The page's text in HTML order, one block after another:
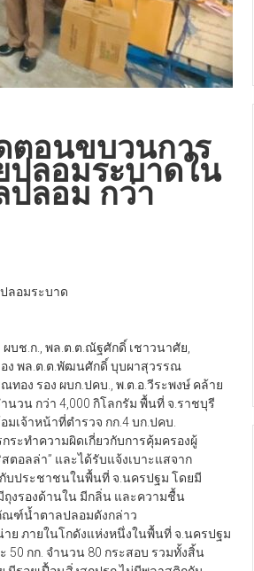
ตอนขบวนการ
ลอมระบาดใน
ลอม กว่า
อมระบาด
บช.ก., พล.ต.ต.ณัฐศักดิ์ เชาวนาศัย,
ง พล.ต.ต.พัฒนศักดิ์ บุบผาสุวรรณ
อง รอง ผบก.ปคบ., พ.ต.อ.วีระพงษ์ คล้าย
วน กว่า 4,000 กิโลกรัม พื้นที่ จ.ราชบุรี
มเจ้าหน้าที่ตำรวจ กก.4 บก.ปคบ.
ะทำความผิดเกี่ยวกับการคุ้มครองผู้
ตอลล่า” และได้รับแจ้งเบาะแสจาก
ประชาชนในพื้นที่ จ.นครปฐม โดยมี
งรองด้านใน มีกลิ่น และความชื้น
ณฑ์น้ำตาลปลอมดังกล่าว
ย ภายในโกดังแห่งหนึ่งในพื้นที่ จ.นครปฐม
กก. จำนวน 80 กระสอบ รวมทั้งสิ้น
มีรอยเปื้อนสิ่งสกปรก ไม่มีพลาสติกกัน